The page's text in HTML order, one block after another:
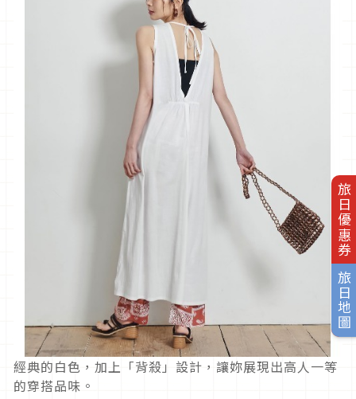
旅日優惠券
旅日地圖
經典的白色，加上「背殺」設計，讓妳展現出高人一等
的穿搭品味。